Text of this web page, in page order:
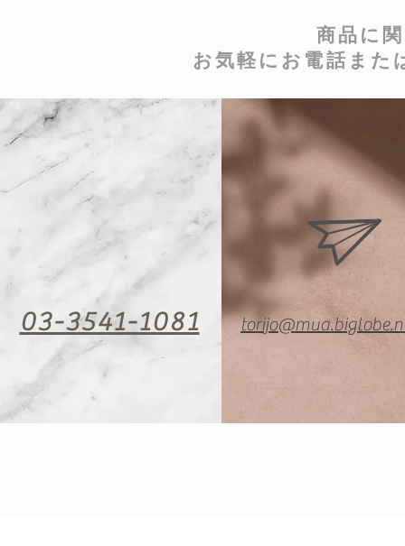
商品に
お気軽にお電話また
03-3541-1081